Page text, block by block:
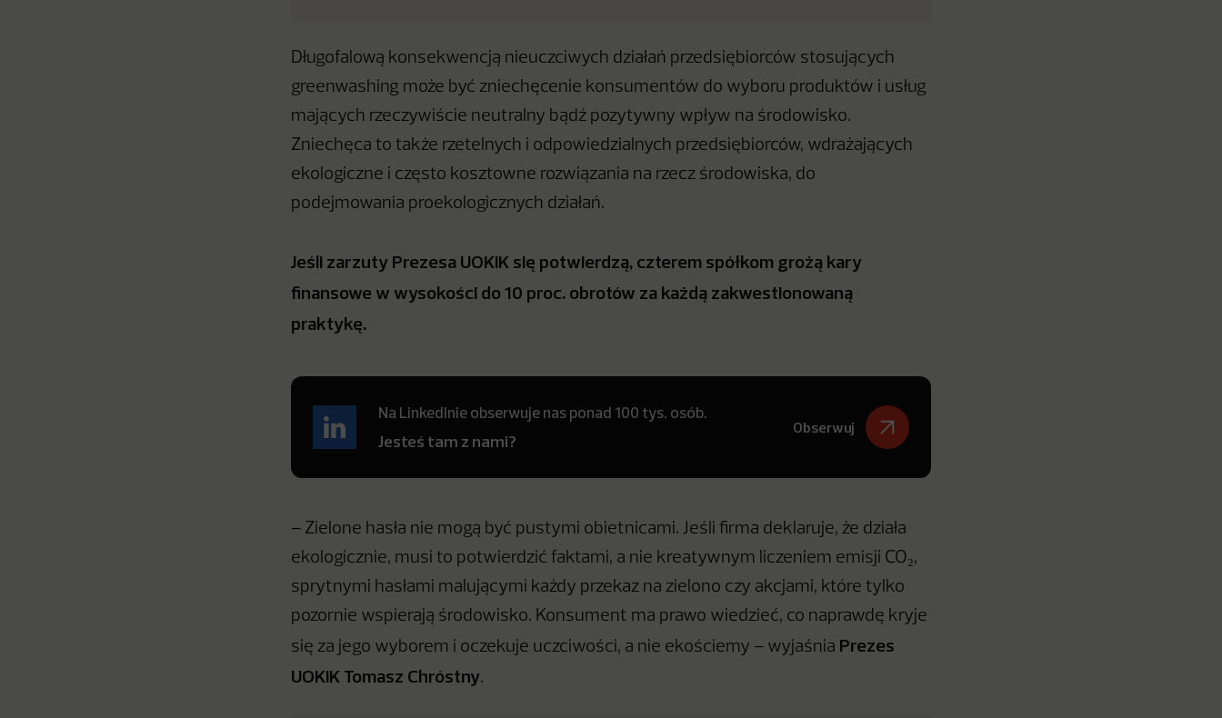
Długofalową konsekwencją nieuczciwych działań przedsiębiorców stosujących
greenwashing może być zniechęcenie konsumentów do wyboru produktów i usług
mających rzeczywiście neutralny bądź pozytywny wpływ na środowisko.
Zniechęca to także rzetelnych i odpowiedzialnych przedsiębiorców, wdrażających
ekologiczne i często kosztowne rozwiązania na rzecz środowiska, do
podejmowania proekologicznych działań.
Jeśli zarzuty Prezesa UOKiK się potwierdzą, czterem spółkom grożą kary
finansowe w wysokości do 10 proc. obrotów za każdą zakwestionowaną
praktykę.
Na LinkedInie obserwuje nas ponad 100 tys. osób.
Jesteś tam z nami?
Obserwuj
– Zielone hasła nie mogą być pustymi obietnicami. Jeśli firma deklaruje, że działa
ekologicznie, musi to potwierdzić faktami, a nie kreatywnym liczeniem emisji CO₂,
sprytnymi hasłami malującymi każdy przekaz na zielono czy akcjami, które tylko
pozornie wspierają środowisko. Konsument ma prawo wiedzieć, co naprawdę kryje
się za jego wyborem i oczekuje uczciwości, a nie ekościemy – wyjaśnia Prezes
UOKiK Tomasz Chróstny.